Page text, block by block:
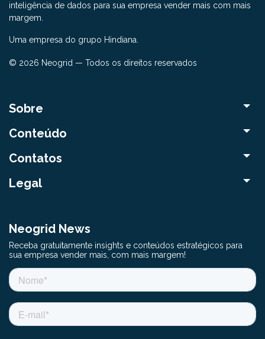
inteligência de dados para sua empresa vender mais com mais
margem.
Uma empresa do grupo Hindiana.
© 2026 Neogrid — Todos os direitos reservados
Sobre
Conteúdo
Contatos
Legal
Neogrid News